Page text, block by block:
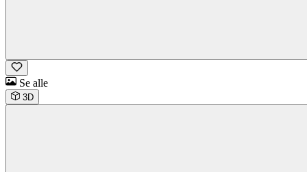
Se alle
3D